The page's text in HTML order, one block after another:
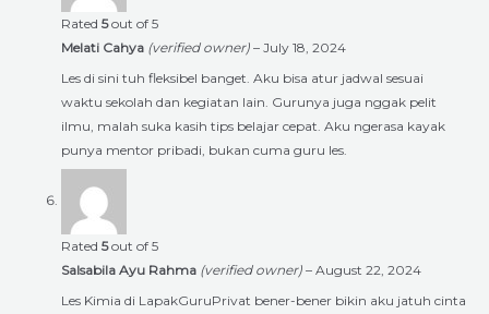
Rated 5out of 5
Melati Cahya (verified owner) – July 18, 2024
Les di sini tuh fleksibel banget. Aku bisa atur jadwal sesuai
waktu sekolah dan kegiatan lain. Gurunya juga nggak pelit
ilmu, malah suka kasih tips belajar cepat. Aku ngerasa kayak
punya mentor pribadi, bukan cuma guru les.
Rated 5out of 5
Salsabila Ayu Rahma (verified owner) – August 22, 2024
Les Kimia di LapakGuruPrivat bener-bener bikin aku jatuh cinta